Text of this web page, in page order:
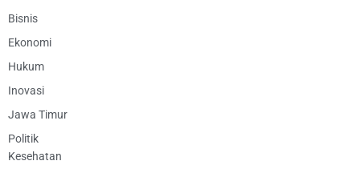
Bisnis
Ekonomi
Hukum
Inovasi
Jawa Timur
Politik
Kesehatan